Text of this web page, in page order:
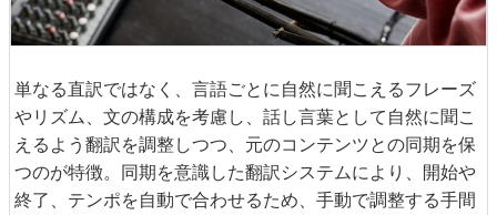
単なる直訳ではなく、言語ごとに自然に聞こえるフレーズ
やリズム、文の構成を考慮し、話し言葉として自然に聞こ
えるよう翻訳を調整しつつ、元のコンテンツとの同期を保
つのが特徴。同期を意識した翻訳システムにより、開始や
終了、テンポを自動で合わせるため、手動で調整する手間